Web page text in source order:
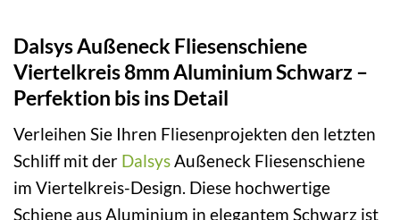
Dalsys Außeneck Fliesenschiene
Viertelkreis 8mm Aluminium Schwarz –
Perfektion bis ins Detail
Verleihen Sie Ihren Fliesenprojekten den letzten
Schliff mit der DalsysAußeneck Fliesenschiene
im Viertelkreis-Design. Diese hochwertige
Schiene aus Aluminium in elegantem Schwarz ist